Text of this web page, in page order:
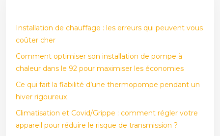
Installation de chauffage : les erreurs qui peuvent vous
coûter cher
Comment optimiser son installation de pompe à
chaleur dans le 92 pour maximiser les économies
Ce qui fait la fiabilité d’une thermopompe pendant un
hiver rigoureux
Climatisation et Covid/Grippe : comment régler votre
appareil pour réduire le risque de transmission ?